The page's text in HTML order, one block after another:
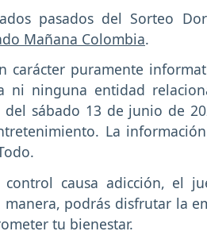
pasados del Sorteo
Mañana Colombia.
carácter puramente
ni ninguna entidad
sábado 13 de junio de
La
control causa adicción, el
manera, podrás disfrutar la
tu bienestar.